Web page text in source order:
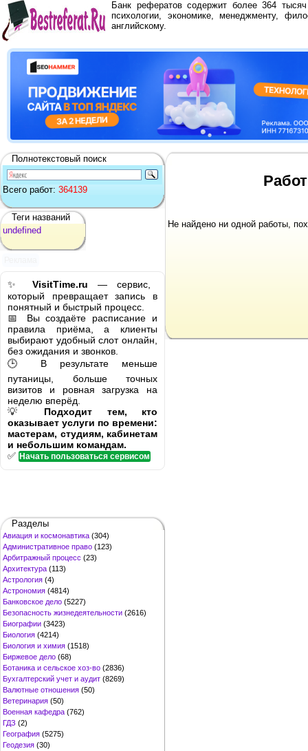
Банк рефератов содержит более 364
психологии, экономике, менеджменту,
английскому.
Полнотекстовый поиск
Всего работ: 364139
Теги названий
undefined
✨ VisitTime.ru — сервис,
который превращает запись в
понятный и быстрый процесс.
📅 Вы создаёте расписание и
правила приёма, а клиенты
выбирают удобный слот онлайн,
без ожидания и звонков.
🕒 В результате меньше
путаницы, больше точных
визитов и ровная загрузка на
неделю вперёд.
💡 Подходит тем, кто
оказывает услуги по времени:
мастерам, студиям, кабинетам
и небольшим командам.
✅ Начать пользоваться сервисом
Разделы
Авиация и космонавтика (304)
Административное право (123)
Арбитражный процесс (23)
Архитектура (113)
Астрология (4)
Астрономия (4814)
Банковское дело (5227)
Безопасность жизнедеятельности (2616)
Биографии (3423)
Биология (4214)
Биология и химия (1518)
Биржевое дело (68)
Ботаника и сельское хоз-во (2836)
Бухгалтерский учет и аудит (8269)
Валютные отношения (50)
Ветеринария (50)
Военная кафедра (762)
ГДЗ (2)
География (5275)
Геодезия (30)
Не найдено ни одной работы,